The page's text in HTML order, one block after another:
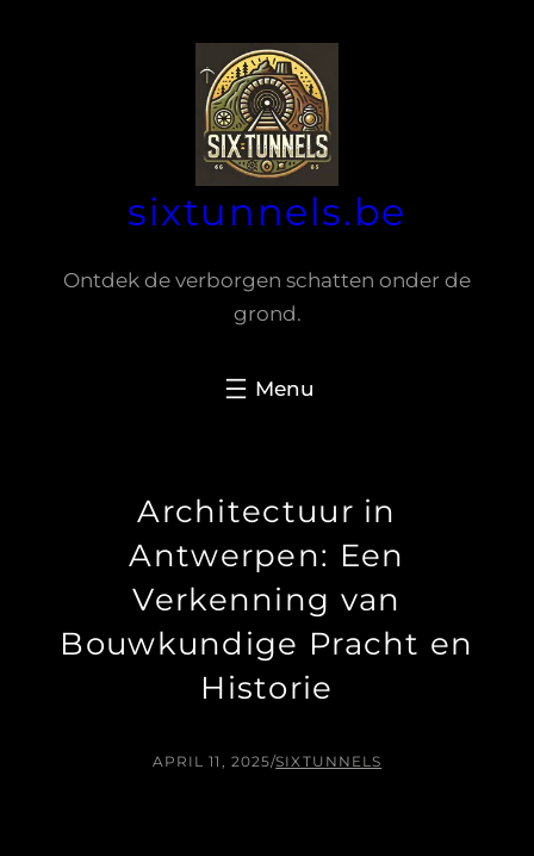
sixtunnels.be
Ontdek de verborgen schatten onder de
grond.
Architectuur in
Antwerpen: Een
Verkenning van
Bouwkundige Pracht en
Historie
APRIL 11, 2025/SIXTUNNELS